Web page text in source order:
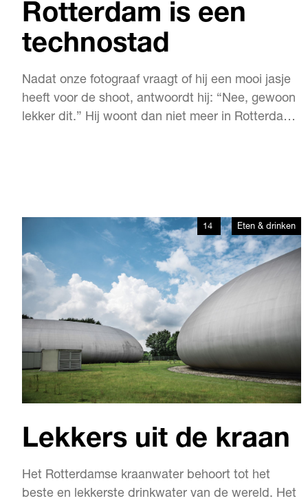
Rotterdam is een
technostad
Nadat onze fotograaf vraagt of hij een mooi jasje
heeft voor de shoot, antwoordt hij: “Nee, gewoon
lekker dit.” Hij woont dan niet meer in Rotterdam
14 Eten & drinken
Lekkers uit de kraan
Het Rotterdamse kraanwater behoort tot het
beste en lekkerste drinkwater van de wereld. Het